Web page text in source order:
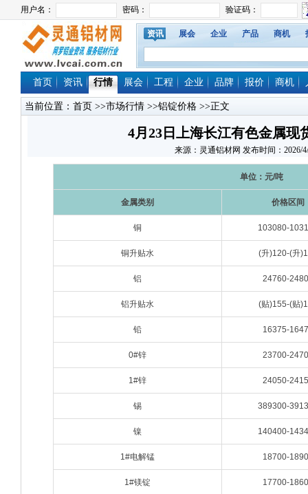
资讯 展会 企业 产品 商机
首页 资讯 行情 展会 工程 企业 品牌 报价 商机
当前位置： 首页 >>市场行情 >>铝锭价格 >>正文
4月23日上海长江有色金属现
来源：灵通铝材网 发布时间：2026/
单位：元/吨
金属类别 价格区间
铜 103080-
铜升贴水 (升)120-(升
铝 24760-
铝升贴水 (贴)155-(贴
铅 16375-
0#锌 23700-
1#锌 24050-
锡 389300-
镍 140400-
1#电解锰 18700-
1#镁锭 17700-